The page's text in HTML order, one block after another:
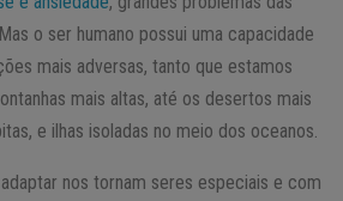
o ser humano possui uma capacidade
mais adversas, tanto que estamos
mais altas, até os desertos mais
e ilhas isoladas no meio dos oceanos.
nos tornam seres especiais e com